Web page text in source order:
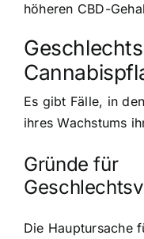
höheren CBD-
Es gibt Fälle, in
ihres Wachstums
Gründe für
Die Hauptursache